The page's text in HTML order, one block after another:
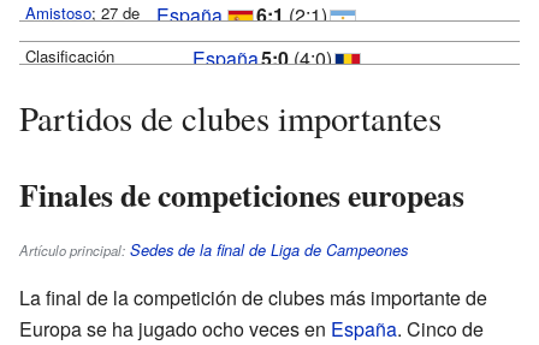
Amistoso; 27 de
marzo de 2018
España 6:1(2:1)
Argentina
27'
55'
39'
espectadores
Taylor
Clasificación
noviembre de 2019
España5:0(4:0)
Ruiz
7'
32'
42'
Rus
44'
90'
Asistencia:
espectadores
Árbitro:
Partidos de clubes importantes
Finales de competiciones europeas
Artículo principal: Sedes de la final de Liga de Campeones
La final de la competición de clubes más importante de
Europa se ha jugado ocho veces en España. Cinco de